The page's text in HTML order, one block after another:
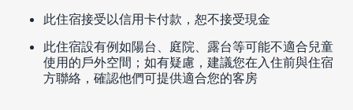
此住宿接受以信用卡付款，恕不接受現金
此住宿設有例如陽台、庭院、露台等可能不適合兒童
使用的戶外空間；如有疑慮，建議您在入住前與住宿
方聯絡，確認他們可提供適合您的客房